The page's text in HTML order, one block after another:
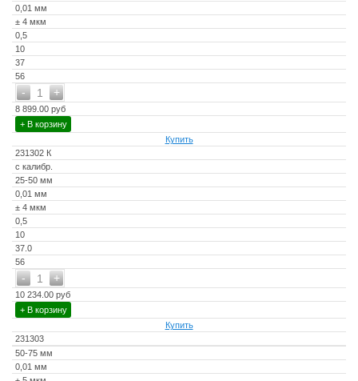
0,01 мм
± 4 мкм
0,5
10
37
56
+
- 1
8 899.00 руб
+ В корзину
Купить
231302 К
с калибр.
25-50 мм
0,01 мм
± 4 мкм
0,5
10
37.0
56
+
- 1
10 234.00 руб
+ В корзину
Купить
231303
50-75 мм
0,01 мм